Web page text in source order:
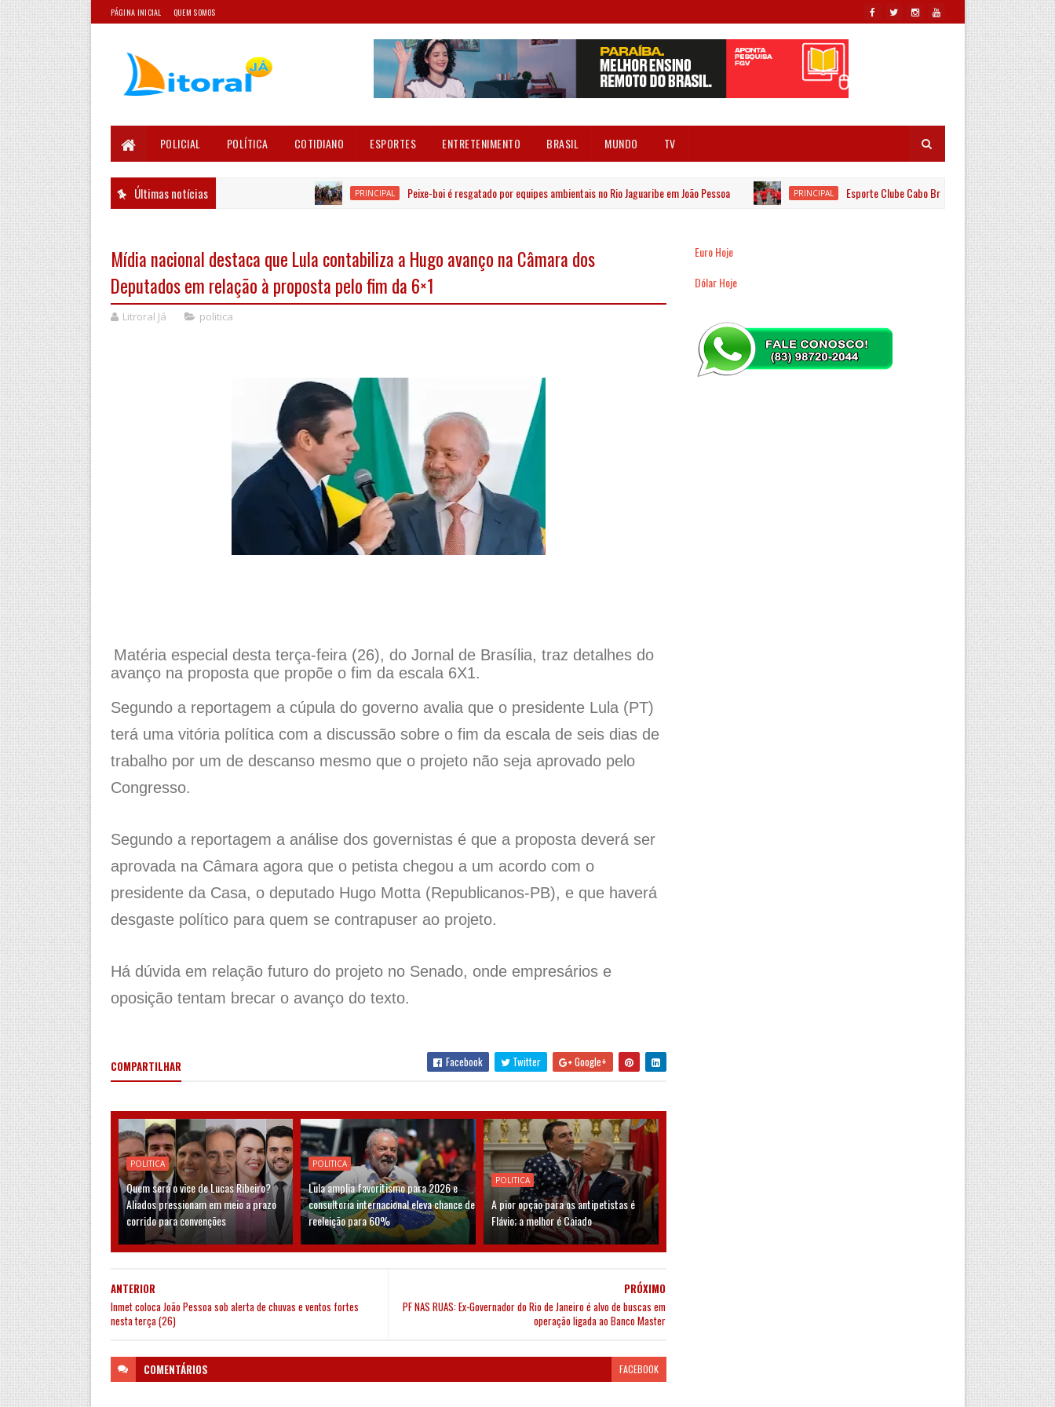
PÁGINA INICIAL QUEM SOMOS
POLICIAL POLÍTICA COTIDIANO ESPORTES ENTRETENIMENTO BRASIL MUNDO TV
Últimas notícias PRINCIPAL Peixe-boi é resgatado por equipes ambientais no Rio Jaguaribe em João Pessoa PRINCIPAL Esporte Clube Cabo Branco promove primeira edição
Mídia nacional destaca que Lula contabiliza a Hugo avanço na Câmara dos
Deputados em relação à proposta pelo fim da 6×1
Litroral Já politica
Matéria especial desta terça-feira (26), do Jornal de Brasília, traz detalhes do
avanço na proposta que propõe o fim da escala 6X1.
Segundo a reportagem a cúpula do governo avalia que o presidente Lula (PT)
terá uma vitória política com a discussão sobre o fim da escala de seis dias de
trabalho por um de descanso mesmo que o projeto não seja aprovado pelo
Congresso.
Segundo a reportagem a análise dos governistas é que a proposta deverá ser
aprovada na Câmara agora que o petista chegou a um acordo com o
presidente da Casa, o deputado Hugo Motta (Republicanos-PB), e que haverá
desgaste político para quem se contrapuser ao projeto.
Há dúvida em relação futuro do projeto no Senado, onde empresários e
oposição tentam brecar o avanço do texto.
COMPARTILHAR Facebook Twitter Google+
POLITICA
Quem será o vice de Lucas Ribeiro?
Aliados pressionam em meio a prazo
corrido para convenções
POLITICA
Lula amplia favoritismo para 2026 e
consultoria internacional eleva chance de
reeleição para 60%
POLITICA
A pior opção para os antipetistas é
Flávio; a melhor é Caiado
PRÓXIMO
PF NAS RUAS: Ex-Governador do Rio de Janeiro é alvo de buscas em
operação ligada ao Banco Master
ANTERIOR
Inmet coloca João Pessoa sob alerta de chuvas e ventos fortes
nesta terça (26)
COMENTÁRIOS FACEBOOK
Euro Hoje
Dólar Hoje